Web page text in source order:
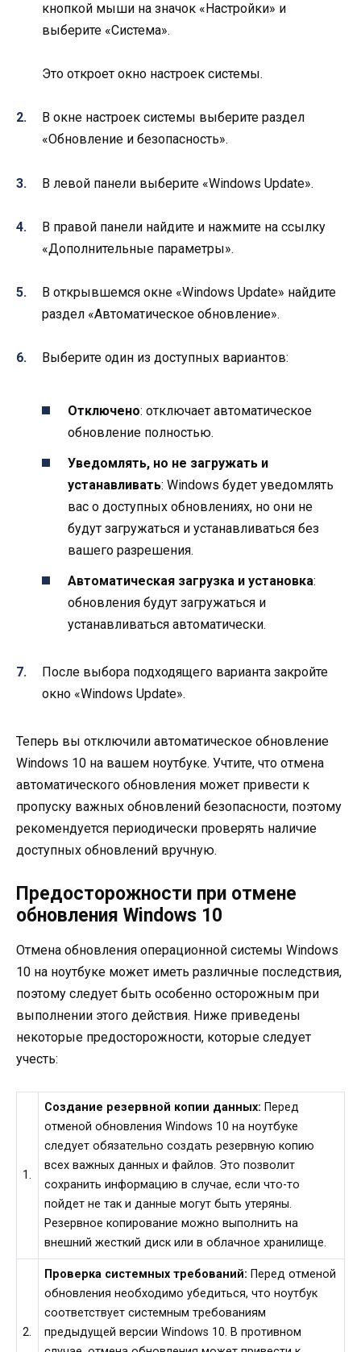
кнопкой мыши на значок «Настройки» и
выберите «Система».
Это откроет окно настроек системы.
В окне настроек системы выберите раздел
«Обновление и безопасность».
В левой панели выберите «Windows Update».
В правой панели найдите и нажмите на ссылку
«Дополнительные параметры».
В открывшемся окне «Windows Update» найдите
раздел «Автоматическое обновление».
Выберите один из доступных вариантов:
Отключено: отключает автоматическое
обновление полностью.
Уведомлять, но не загружать и
устанавливать: Windows будет уведомлять
вас о доступных обновлениях, но они не
будут загружаться и устанавливаться без
вашего разрешения.
Автоматическая загрузка и установка:
обновления будут загружаться и
устанавливаться автоматически.
После выбора подходящего варианта закройте
окно «Windows Update».
Теперь вы отключили автоматическое обновление
Windows 10 на вашем ноутбуке. Учтите, что отмена
автоматического обновления может привести к
пропуску важных обновлений безопасности, поэтому
рекомендуется периодически проверять наличие
доступных обновлений вручную.
Предосторожности при отмене
обновления Windows 10
Отмена обновления операционной системы Windows
10 на ноутбуке может иметь различные последствия,
поэтому следует быть особенно осторожным при
выполнении этого действия. Ниже приведены
некоторые предосторожности, которые следует
учесть:
1.
Создание резервной копии данных: Перед
отменой обновления Windows 10 на ноутбуке
следует обязательно создать резервную копию
всех важных данных и файлов. Это позволит
сохранить информацию в случае, если что-то
пойдет не так и данные могут быть утеряны.
Резервное копирование можно выполнить на
внешний жесткий диск или в облачное хранилище.
2.
Проверка системных требований: Перед отменой
обновления необходимо убедиться, что ноутбук
соответствует системным требованиям
предыдущей версии Windows 10. В противном